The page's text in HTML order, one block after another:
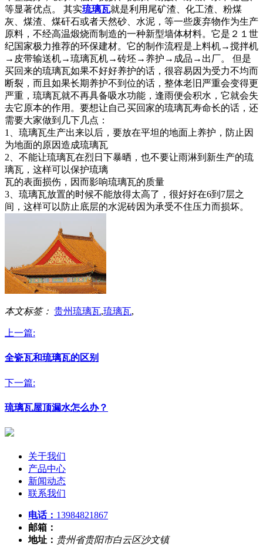
等显著优点。 其实琉璃瓦就是利用尾矿渣、化工渣、粉煤
灰、煤渣、煤矸石或者天然砂、水泥，等一些废弃物作为生产
原料，不经高温煅烧而制造的一种新型墙体材料。它是２１世
纪国家极力推荐的环保建材。它的制作流程是上料机→搅拌机
→皮带输送机→琉璃瓦机→砖坯→养护→成品→出厂。 但是
买回来的琉璃瓦如果不好好养护的话，很容易因为受力不均而
断裂，而且如果长期养护不到位的话，整体老旧严重会变得更
严重，琉璃瓦就不再具备吸水功能，逢雨便会积水，它就会失
去它原本的作用。要想让自己买回家的琉璃瓦寿命长的话，还
需要大家做到几下几点：
1、琉璃瓦生产出来以后，要放在平坦的地面上养护，防止因
为地面的原因造成琉璃瓦
2、不能让琉璃瓦在烈日下暴晒，也不要让雨淋到新生产的琉
璃瓦，这样可以保护琉璃
瓦的表面损伤，因而影响琉璃瓦的质量
3、琉璃瓦放置的时候不能放得太高了，很好好在6到7层之
间，这样可以防止底层的水泥砖因为承受不住压力而损坏。
本文标签： 贵州琉璃瓦,琉璃瓦,
上一篇:
全瓷瓦和琉璃瓦的区别
下一篇:
琉璃瓦屋顶漏水怎么办？
关于我们
产品中心
新闻动态
联系我们
电话： 13984821867
邮箱：
地址： 贵州省贵阳市白云区沙文镇